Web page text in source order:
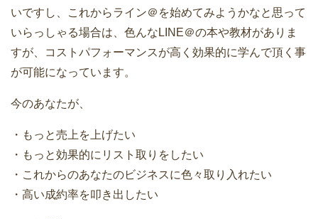
いですし、これからライン＠を始めてみようかなと思って
いらっしゃる場合は、色んなLINE＠の本や教材がありま
すが、コストパフォーマンスが高く効果的に学んで頂く事
が可能になっています。
今のあなたが、
・もっと売上を上げたい
・もっと効果的にリスト取りをしたい
・これからのあなたのビジネスに色々取り入れたい
・高い成約率を叩き出したい